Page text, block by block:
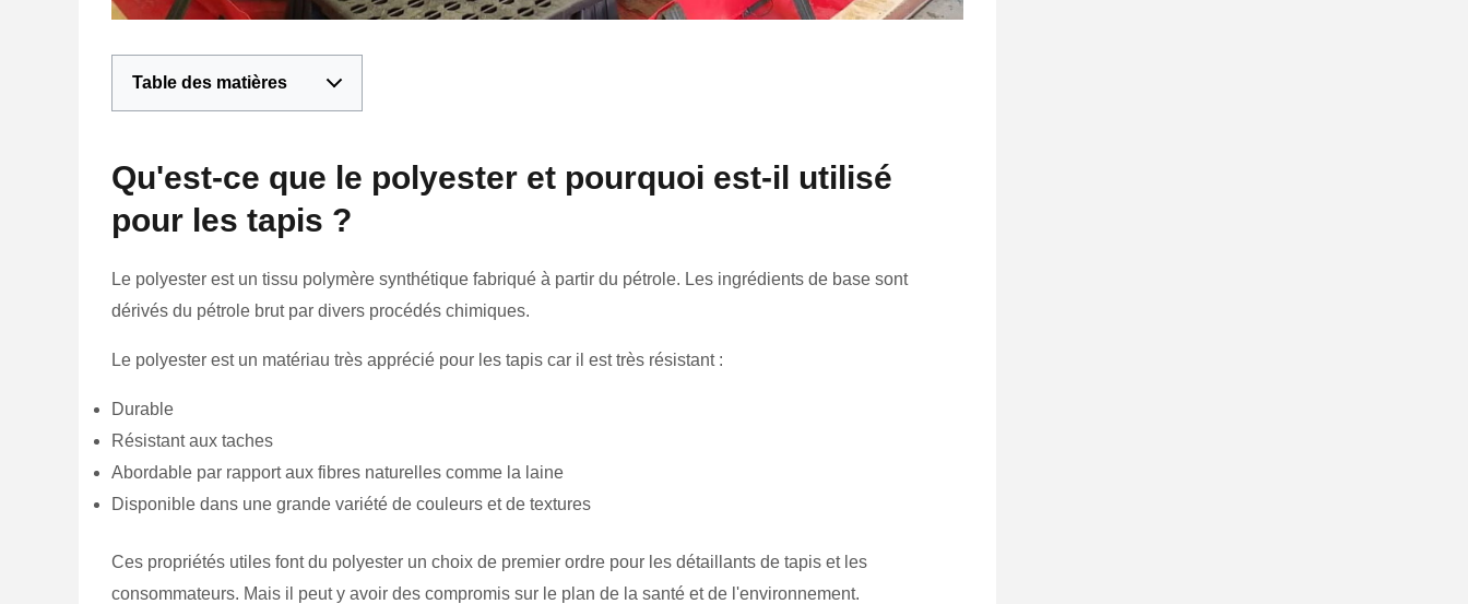
Table des matières
Qu'est-ce que le polyester et pourquoi est-il utilisé
pour les tapis ?
Le polyester est un tissu polymère synthétique fabriqué à partir du pétrole. Les ingrédients de base sont
dérivés du pétrole brut par divers procédés chimiques.
Le polyester est un matériau très apprécié pour les tapis car il est très résistant :
Durable
Résistant aux taches
Abordable par rapport aux fibres naturelles comme la laine
Disponible dans une grande variété de couleurs et de textures
Ces propriétés utiles font du polyester un choix de premier ordre pour les détaillants de tapis et les
consommateurs. Mais il peut y avoir des compromis sur le plan de la santé et de l'environnement.